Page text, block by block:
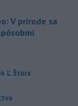
V prírode sa
Ľ.Štúra